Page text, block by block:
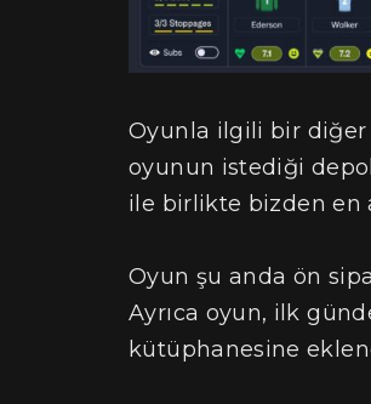
Oyunla ilgili bir diğer
oyunun istediği
ile birlikte bizden en
Oyun şu anda ön
Ayrıca oyun, ilk
kütüphanesine